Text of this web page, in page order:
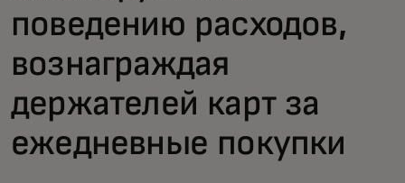
поведению расходов,
вознаграждая
держателей карт за
ежедневные покупки